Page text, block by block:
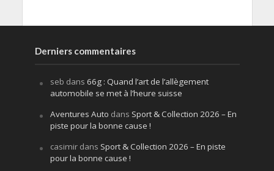
Derniers commentaires
seb dans 66g : Quand l’art de l’allègement
automobile se met à l’heure suisse
Aventures Auto dans Sport & Collection 2026 – En
piste pour la bonne cause !
casimirdans Sport & Collection 2026 – En piste
pour la bonne cause !